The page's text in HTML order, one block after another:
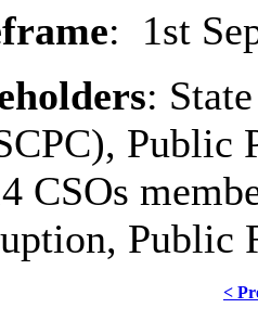
: 1st
:
Public
CSOs
Public
<